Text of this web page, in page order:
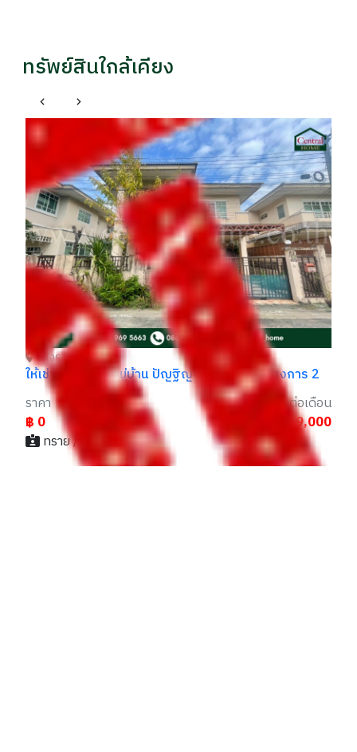
ทรัพย์สินใกล้เคียง
บางกรวย นนทบุรี
ให้เช่า บ้านเดี่ยว หมู่บ้าน ปัญฐิญา พระราม 5 โครงการ 2
ราคา
฿ 0
ราคาเช่าต่อเดือน
฿ 19,000
ทราย / 096xxxxx55